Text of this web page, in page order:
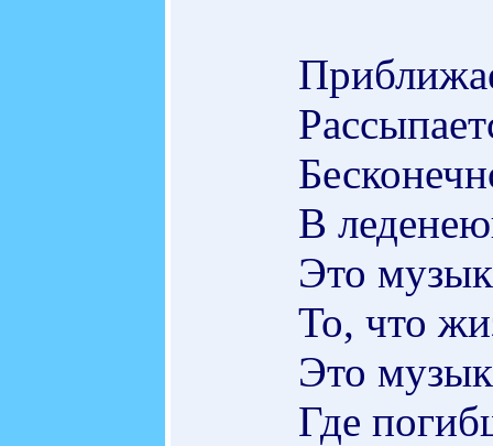
В
Это
То, что
Это
Где